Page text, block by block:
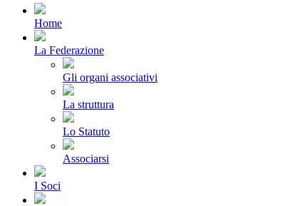
Home
La Federazione
Gli organi associativi
La struttura
Lo Statuto
Associarsi
I Soci